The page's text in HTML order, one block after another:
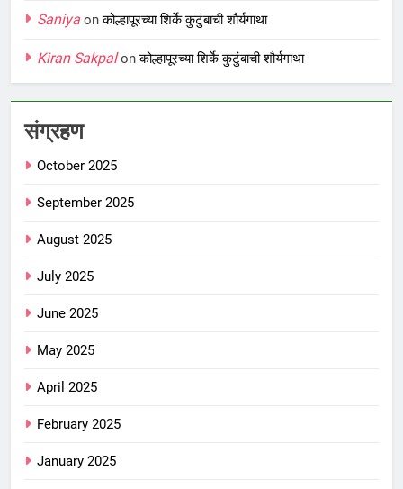
Saniya onकोल्हापूरच्या शिर्के कुटुंबाची शौर्यगाथा
Kiran Sakpalonकोल्हापूरच्या शिर्के कुटुंबाची शौर्यगाथा
संग्रहण
October 2025
September 2025
August 2025
July 2025
June 2025
May 2025
April 2025
February 2025
January 2025